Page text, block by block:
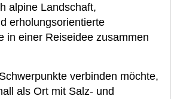
alpine Landschaft,
erholungsorientierte
in einer Reiseidee zusammen
verbinden möchte,
als Ort mit Salz- und